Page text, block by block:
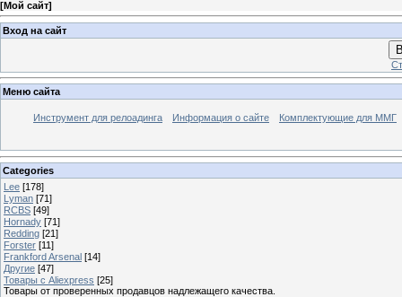
[Мой сайт]
Вход на сайт
Меню сайта
Инструмент для релоадинга Информация о сайте Комплектующие для ММГ
Categories
Lee [178]
Lyman [71]
RCBS [49]
Hornady [71]
Redding [21]
Forster [11]
Frankford Arsenal [14]
Другие [47]
Товары с Aliexpress [25]
Товары от проверенных продавцов надлежащего качества.